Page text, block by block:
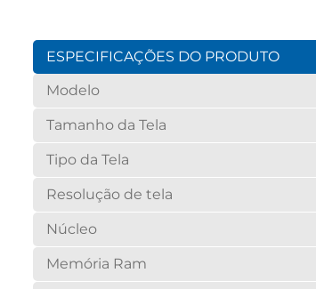
ESPECIFICAÇÕES DO PRODUTO
Modelo
Tamanho da Tela
Tipo da Tela
Resolução de tela
Núcleo
Memória Ram